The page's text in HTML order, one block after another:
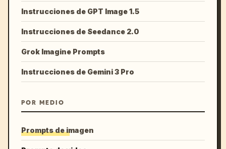
Instrucciones de GPT Image 1.5
Instrucciones de Seedance 2.0
Grok Imagine Prompts
Instrucciones de Gemini 3 Pro
POR MEDIO
Prompts de imagen